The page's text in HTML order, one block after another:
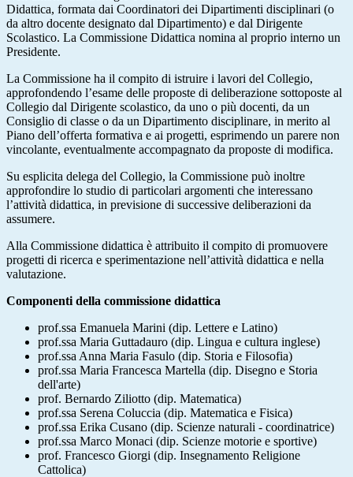
Didattica, formata dai Coordinatori dei Dipartimenti disciplinari (o
da altro docente designato dal Dipartimento) e dal Dirigente
Scolastico. La Commissione Didattica nomina al proprio interno un
Presidente.
La Commissione ha il compito di istruire i lavori del Collegio,
approfondendo l’esame delle proposte di deliberazione sottoposte al
Collegio dal Dirigente scolastico, da uno o più docenti, da un
Consiglio di classe o da un Dipartimento disciplinare, in merito al
Piano dell’offerta formativa e ai progetti, esprimendo un parere non
vincolante, eventualmente accompagnato da proposte di modifica.
Su esplicita delega del Collegio, la Commissione può inoltre
approfondire lo studio di particolari argomenti che interessano
l’attività didattica, in previsione di successive deliberazioni da
assumere.
Alla Commissione didattica è attribuito il compito di promuovere
progetti di ricerca e sperimentazione nell’attività didattica e nella
valutazione.
Componenti della commissione didattica
prof.ssa Emanuela Marini (dip. Lettere e Latino)
prof.ssa Maria Guttadauro (dip. Lingua e cultura inglese)
prof.ssa Anna Maria Fasulo (dip. Storia e Filosofia)
prof.ssa Maria Francesca Martella (dip. Disegno e Storia
dell'arte)
prof. Bernardo Ziliotto (dip. Matematica)
prof.ssa Serena Coluccia (dip. Matematica e Fisica)
prof.ssa Erika Cusano (dip. Scienze naturali - coordinatrice)
prof.ssa Marco Monaci (dip. Scienze motorie e sportive)
prof. Francesco Giorgi (dip. Insegnamento Religione
Cattolica)